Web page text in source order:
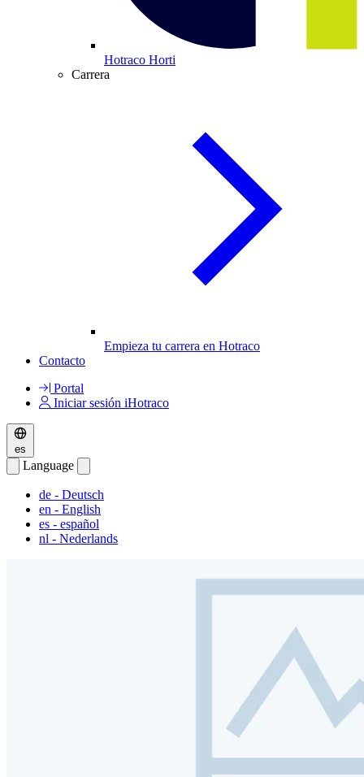
Hotraco Horti
Carrera
Empieza tu carrera en Hotraco
Contacto
Portal
Iniciar sesión iHotraco
es
Language
de - Deutsch
en - English
es - español
nl - Nederlands